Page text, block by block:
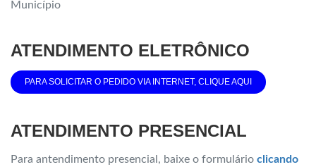
Município
ATENDIMENTO ELETRÔNICO
PARA SOLICITAR O PEDIDO VIA INTERNET, CLIQUE AQUI
ATENDIMENTO PRESENCIAL
Para antendimento presencial, baixe o formulário clicando